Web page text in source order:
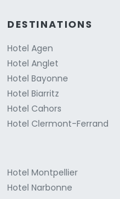
DESTINATIONS
Hotel Agen
Hotel Anglet
Hotel Bayonne
Hotel Biarritz
Hotel Cahors
Hotel Clermont-Ferrand
Hotel Montpellier
Hotel Narbonne